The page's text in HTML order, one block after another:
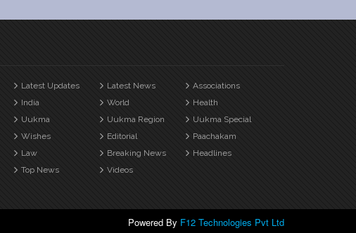
Latest Updates Latest News
Associations
India World
Health
Uukma Uukma Region
Uukma Special
Wishes Editorial
Paachakam
Law Breaking News
Headlines
Top News Videos
Powered By F12 Technologies Pvt Ltd